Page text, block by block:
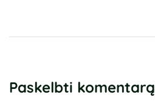
Paskelbti komentarą